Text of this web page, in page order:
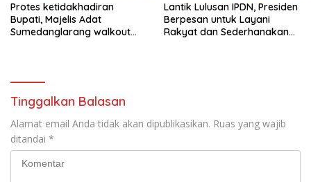
Protes ketidakhadiran
Bupati, Majelis Adat
Sumedanglarang walkout
Lantik Lulusan IPDN, Presiden
Berpesan untuk Layani
Rakyat dan Sederhanakan
Tinggalkan Balasan
Alamat email Anda tidak akan dipublikasikan. Ruas yang wajib
ditandai *